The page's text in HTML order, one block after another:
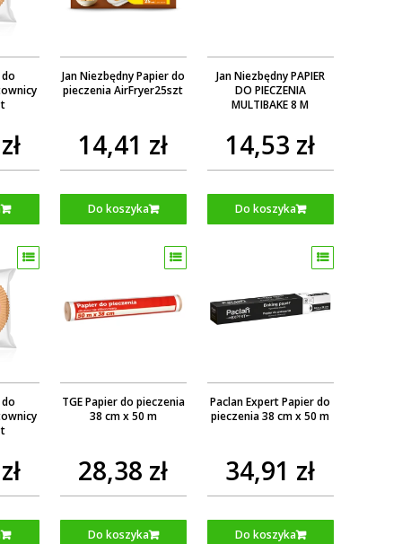
Jan Niezbędny Papier do
pieczenia AirFryer25szt
14,41 zł
Do koszyka
Jan Niezbędny PAPIER
DO PIECZENIA
MULTIBAKE 8 M
14,53 zł
Do koszyka
TGE Papier do pieczenia
38 cm x 50 m
28,38 zł
Do koszyka
Paclan Expert Papier do
pieczenia 38 cm x 50 m
34,91 zł
Do koszyka